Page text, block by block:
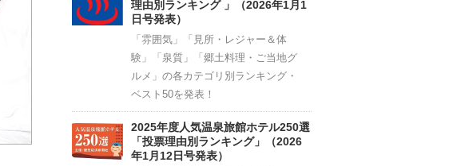
理由別ランキング 」（2026年1月1
日号発表）
「雰囲気」「見所・レジャー＆体
験」「泉質」「郷土料理・ご当地グ
ルメ」の各カテゴリ別ランキング・
ベスト50を発表！
2025年度人気温泉旅館ホテル250選
「投票理由別ランキング」（2026
年1月12日号発表）